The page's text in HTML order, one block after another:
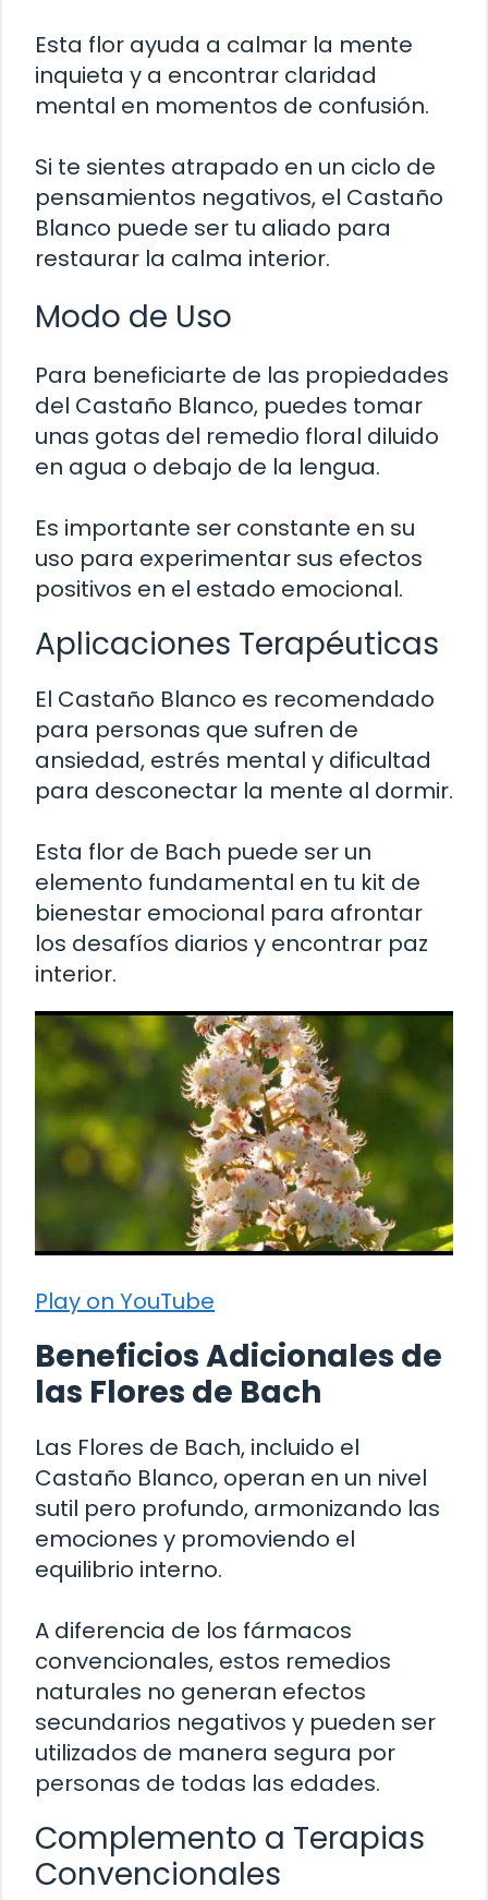
Esta flor ayuda a calmar la mente
inquieta y a encontrar claridad
mental en momentos de confusión.
Si te sientes atrapado en un ciclo de
pensamientos negativos, el Castaño
Blanco puede ser tu aliado para
restaurar la calma interior.
Modo de Uso
Para beneficiarte de las propiedades
del Castaño Blanco, puedes tomar
unas gotas del remedio floral diluido
en agua o debajo de la lengua.
Es importante ser constante en su
uso para experimentar sus efectos
positivos en el estado emocional.
Aplicaciones Terapéuticas
El Castaño Blanco es recomendado
para personas que sufren de
ansiedad, estrés mental y dificultad
para desconectar la mente al dormir.
Esta flor de Bach puede ser un
elemento fundamental en tu kit de
bienestar emocional para afrontar
los desafíos diarios y encontrar paz
interior.
Play on YouTube
Beneficios Adicionales de
las Flores de Bach
Las Flores de Bach, incluido el
Castaño Blanco, operan en un nivel
sutil pero profundo, armonizando las
emociones y promoviendo el
equilibrio interno.
A diferencia de los fármacos
convencionales, estos remedios
naturales no generan efectos
secundarios negativos y pueden ser
utilizados de manera segura por
personas de todas las edades.
Complemento a Terapias
Convencionales